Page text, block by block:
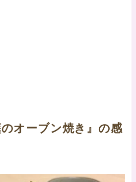
のオーブン焼き』の感